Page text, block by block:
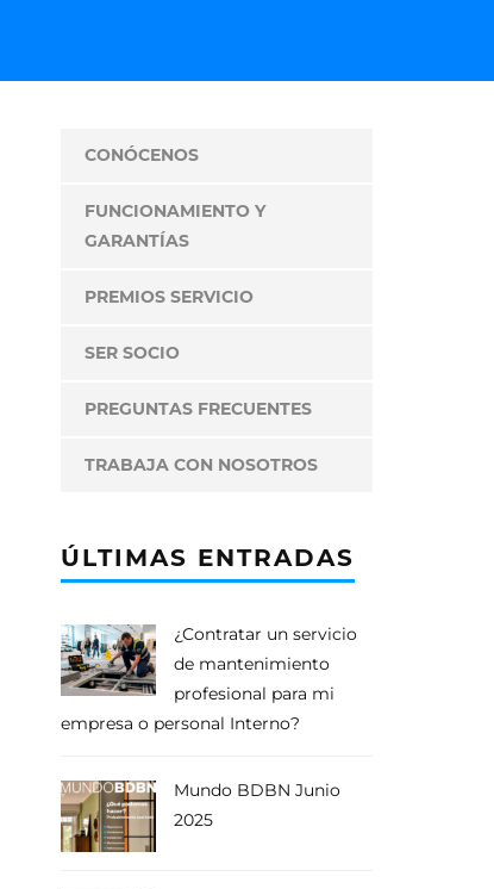
CONÓCENOS
FUNCIONAMIENTO Y
GARANTÍAS
PREMIOS SERVICIO
SER SOCIO
PREGUNTAS FRECUENTES
TRABAJA CON NOSOTROS
ÚLTIMAS ENTRADAS
¿Contratar un servicio
de mantenimiento
profesional para mi
empresa o personal Interno?
Mundo BDBN Junio
2025